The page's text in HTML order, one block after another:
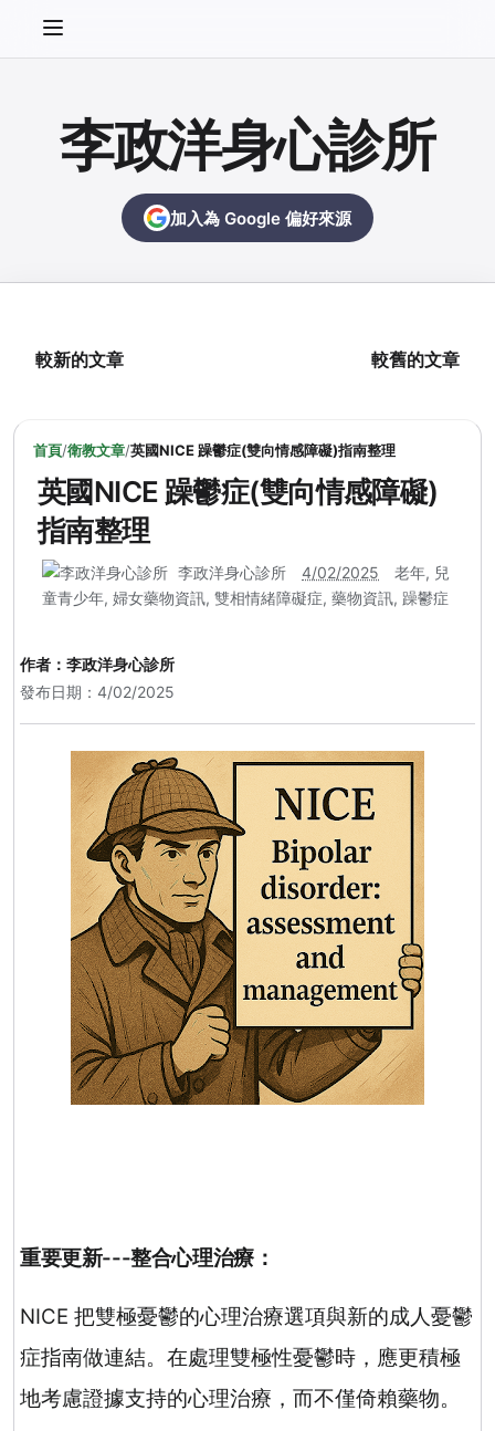
李政洋身心診所
加入為 Google 偏好來源
較新的文章 較舊的文章
首頁/衛教文章/英國NICE 躁鬱症(雙向情感障礙)指南整理
英國NICE 躁鬱症(雙向情感障礙)
指南整理
李政洋身心診所 4/02/2025 老年, 兒
童青少年, 婦女藥物資訊, 雙相情緒障礙症, 藥物資訊, 躁鬱症
作者： 李政洋身心診所
發布日期：4/02/2025
重要更新---整合心理治療：
NICE 把雙極憂鬱的心理治療選項與新的成人憂鬱
症指南做連結。在處理雙極性憂鬱時，應更積極
地考慮證據支持的心理治療，而不僅倚賴藥物。